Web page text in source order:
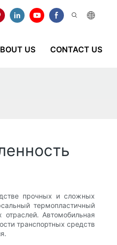
US CONTACT US
прочных и сложных
термопластичный
Автомобильная
транспортных средств